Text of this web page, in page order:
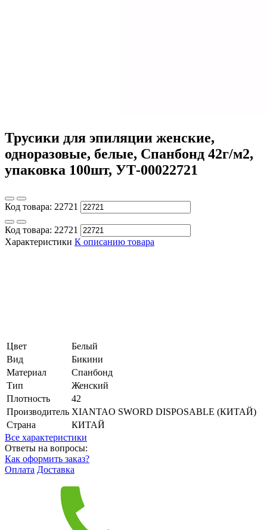
Трусики для эпиляции женские,
одноразовые, белые, Спанбонд 42г/м2,
упаковка 100шт, УТ-00022721
Код товара: 22721
Код товара: 22721
Характеристики К описанию товара
Цвет
Белый
Вид
Бикини
Материал
Спанбонд
Тип
Женский
Плотность
42
Производитель XIANTAO SWORD DISPOSABLE (КИТАЙ)
Страна
КИТАЙ
Все характеристики
Ответы на вопросы:
Как оформить заказ?
Оплата Доставка